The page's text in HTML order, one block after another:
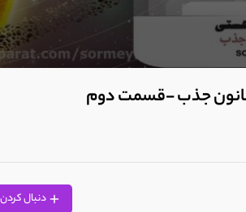
جذب -قسمت دوم
دنبال کردن